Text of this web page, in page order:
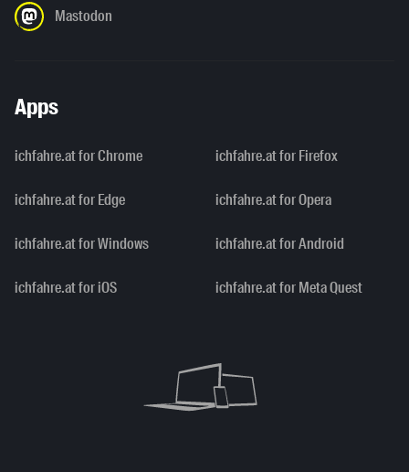
Mastodon
Apps
ichfahre.at for Chrome ichfahre.at for Firefox
ichfahre.at for Edge ichfahre.at for Opera
ichfahre.at for Windows ichfahre.at for Android
ichfahre.at for iOS ichfahre.at for Meta Quest